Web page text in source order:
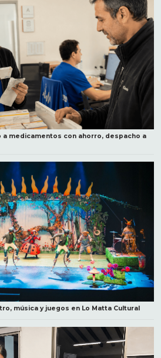
medicamentos con ahorro, despacho a
música y juegos en Lo Matta Cultural